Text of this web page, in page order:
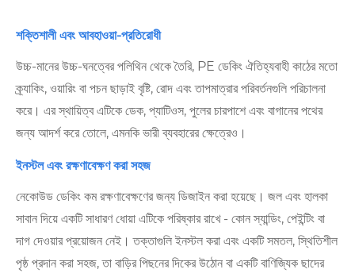
শক্তিশালী এবং আবহাওয়া-প্রতিরোধী
উচ্চ-মানের উচ্চ-ঘনত্বের পলিথিন থেকে তৈরি, PE ডেকিং ঐতিহ্যবাহী কাঠের মতো
ক্র্যাকিং, ওয়ারিং বা পচন ছাড়াই বৃষ্টি, রোদ এবং তাপমাত্রার পরিবর্তনগুলি পরিচালনা
করে। এর স্থায়িত্ব এটিকে ডেক, প্যাটিওস, পুলের চারপাশে এবং বাগানের পথের
জন্য আদর্শ করে তোলে, এমনকি ভারী ব্যবহারের ক্ষেত্রেও।
ইনস্টল এবং রক্ষণাবেক্ষণ করা সহজ
নেকোউড ডেকিং কম রক্ষণাবেক্ষণের জন্য ডিজাইন করা হয়েছে। জল এবং হালকা
সাবান দিয়ে একটি সাধারণ ধোয়া এটিকে পরিষ্কার রাখে - কোন স্যান্ডিং, পেইন্টিং বা
দাগ দেওয়ার প্রয়োজন নেই। তক্তাগুলি ইনস্টল করা এবং একটি সমতল, স্থিতিশীল
পৃষ্ঠ প্রদান করা সহজ, তা বাড়ির পিছনের দিকের উঠোন বা একটি বাণিজ্যিক ছাদের